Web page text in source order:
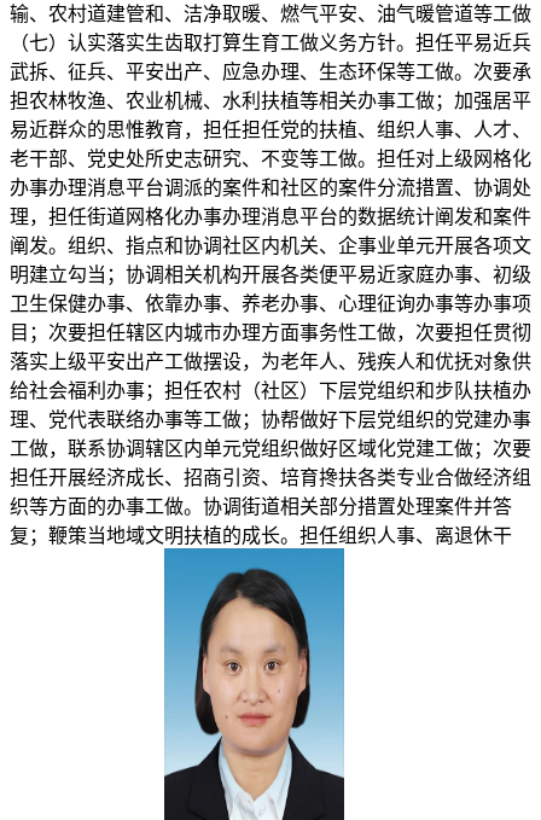
输、农村道建管和、洁净取暖、燃气平安、油气暖管道等工做
（七）认实落实生齿取打算生育工做义务方针。担任平易近兵
武拆、征兵、平安出产、应急办理、生态环保等工做。次要承
担农林牧渔、农业机械、水利扶植等相关办事工做；加强居平
易近群众的思惟教育，担任担任党的扶植、组织人事、人才、
老干部、党史处所史志研究、不变等工做。担任对上级网格化
办事办理消息平台调派的案件和社区的案件分流措置、协调处
理，担任街道网格化办事办理消息平台的数据统计阐发和案件
阐发。组织、指点和协调社区内机关、企事业单元开展各项文
明建立勾当；协调相关机构开展各类便平易近家庭办事、初级
卫生保健办事、依靠办事、养老办事、心理征询办事等办事项
目；次要担任辖区内城市办理方面事务性工做，次要担任贯彻
落实上级平安出产工做摆设，为老年人、残疾人和优抚对象供
给社会福利办事；担任农村（社区）下层党组织和步队扶植办
理、党代表联络办事等工做；协帮做好下层党组织的党建办事
工做，联系协调辖区内单元党组织做好区域化党建工做；次要
担任开展经济成长、招商引资、培育搀扶各类专业合做经济组
织等方面的办事工做。协调街道相关部分措置处理案件并答
复；鞭策当地域文明扶植的成长。担任组织人事、离退休干